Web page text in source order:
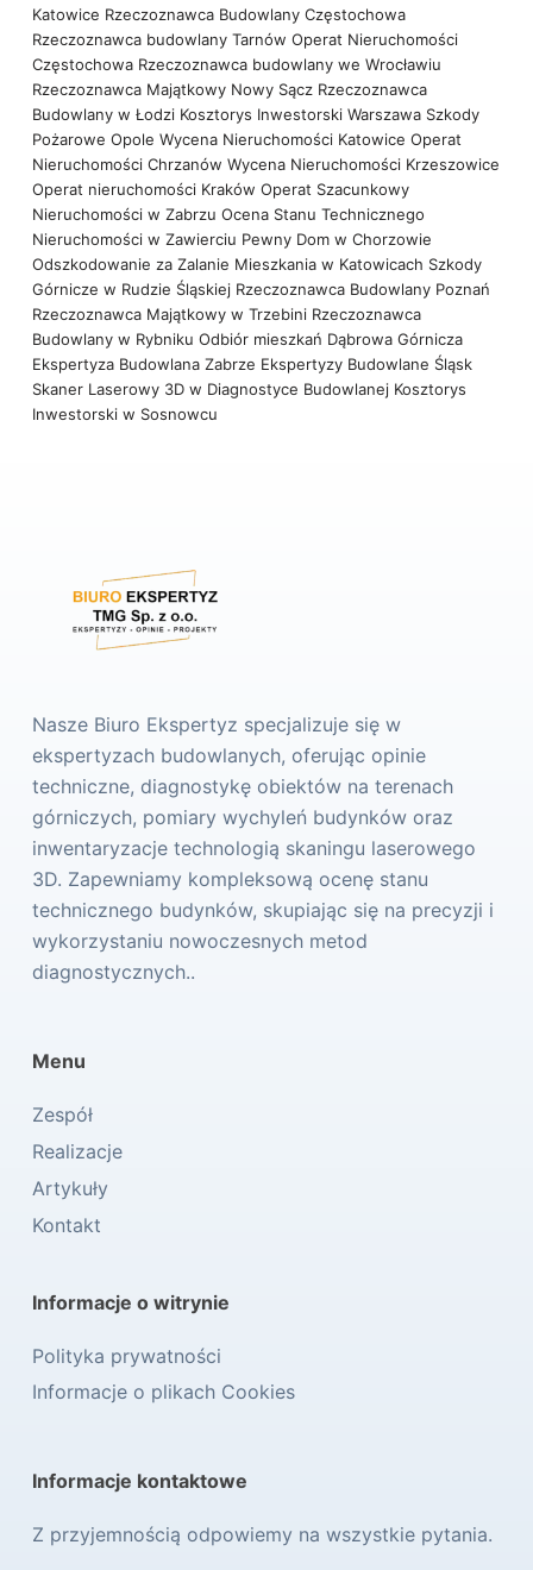
Katowice Rzeczoznawca Budowlany Częstochowa
Rzeczoznawca budowlany Tarnów Operat Nieruchomości
Częstochowa Rzeczoznawca budowlany we Wrocławiu
Rzeczoznawca Majątkowy Nowy Sącz Rzeczoznawca
Budowlany w Łodzi Kosztorys Inwestorski Warszawa Szkody
Pożarowe Opole Wycena Nieruchomości Katowice Operat
Nieruchomości Chrzanów Wycena Nieruchomości Krzeszowice
Operat nieruchomości Kraków Operat Szacunkowy
Nieruchomości w Zabrzu Ocena Stanu Technicznego
Nieruchomości w Zawierciu Pewny Dom w Chorzowie
Odszkodowanie za Zalanie Mieszkania w Katowicach Szkody
Górnicze w Rudzie Śląskiej Rzeczoznawca Budowlany Poznań
Rzeczoznawca Majątkowy w Trzebini Rzeczoznawca
Budowlany w Rybniku Odbiór mieszkań Dąbrowa Górnicza
Ekspertyza Budowlana Zabrze Ekspertyzy Budowlane Śląsk
Skaner Laserowy 3D w Diagnostyce Budowlanej Kosztorys
Inwestorski w Sosnowcu
Nasze Biuro Ekspertyz specjalizuje się w
ekspertyzach budowlanych, oferując opinie
techniczne, diagnostykę obiektów na terenach
górniczych, pomiary wychyleń budynków oraz
inwentaryzacje technologią skaningu laserowego
3D. Zapewniamy kompleksową ocenę stanu
technicznego budynków, skupiając się na precyzji i
wykorzystaniu nowoczesnych metod
diagnostycznych..
Menu
Zespół
Realizacje
Artykuły
Kontakt
Informacje o witrynie
Polityka prywatności
Informacje o plikach Cookies
Informacje kontaktowe
Z przyjemnością odpowiemy na wszystkie pytania.